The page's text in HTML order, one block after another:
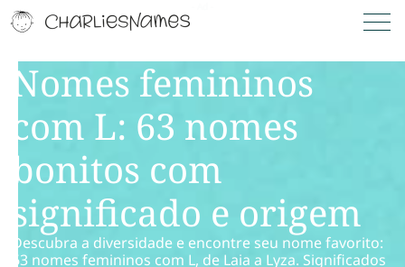
Nomes femininos
com L: 63 nomes
bonitos com
significado e origem
Descubra a diversidade e encontre seu nome favorito:
63 nomes femininos com L, de Laia a Lyza. Significados